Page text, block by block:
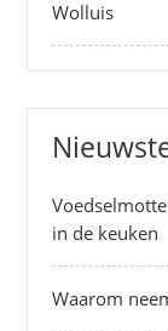
Wolluis
in de keuken
Waarom